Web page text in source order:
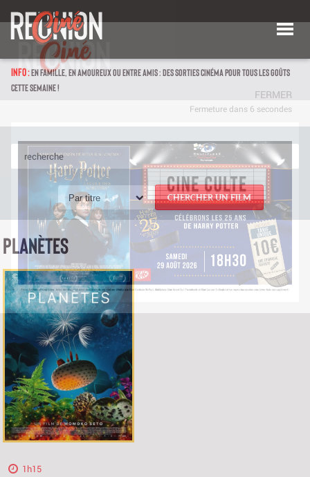
INFO :EN FAMILLE, EN AMOUREUX OU ENTRE AMIS : DES SORTIES CINÉMA POUR TOUS LES GOÛTS
CETTE SEMAINE !
Par titre CHERCHER UN FILM
PLANÈTES
1h15